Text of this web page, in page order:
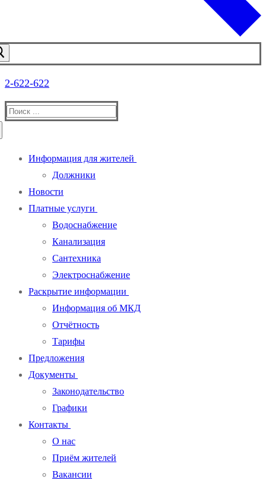
2-622-622
Найти:
Информация для жителей
Должники
Новости
Платные услуги
Водоснабжение
Канализация
Сантехника
Электроснабжение
Раскрытие информации
Информация об МКД
Отчётность
Тарифы
Предложения
Документы
Законодательство
Графики
Контакты
О нас
Приём жителей
Вакансии